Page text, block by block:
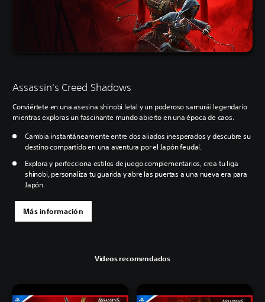
Assassin's Creed Shadows
Conviértete en una asesina shinobi letal y un poderoso samurái legendario
mientras exploras un fascinante mundo abierto en una época de caos.
Cambia instantáneamente entre dos aliados inesperados y descubre su
destino compartido en una aventura por el Japón feudal.
Explora y perfecciona estilos de juego complementarios, crea tu liga
shinobi, personaliza tu guarida y abre las puertas a una nueva era para
Japón.
Más información
Videos recomendados